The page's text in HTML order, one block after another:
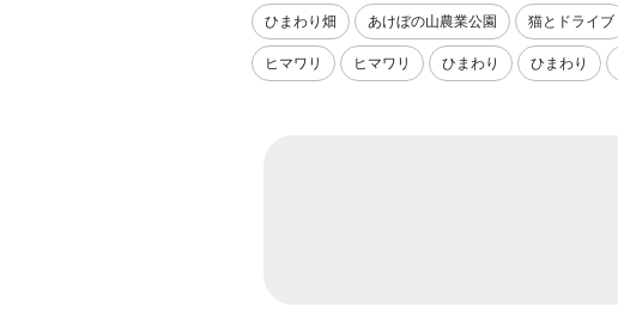
ひまわり畑 あけぼの山農業公園 猫とドライブ
ヒマワリ ヒマワリ ひまわり ひまわり